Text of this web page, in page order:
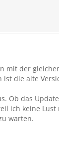
mit der
die alte
Ob das
ich keine Lust
warten.